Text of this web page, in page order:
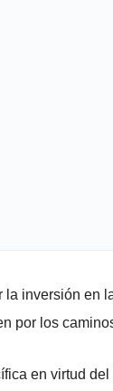
inversión en
por los
en virtud